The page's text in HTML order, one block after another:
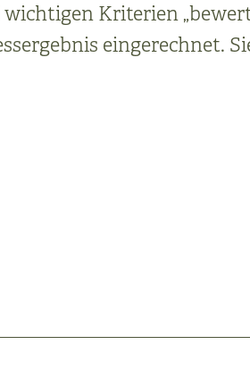
Kriterien
eingerechnet.